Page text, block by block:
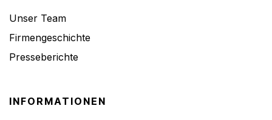
Unser Team
Firmengeschichte
Presseberichte
INFORMATIONEN